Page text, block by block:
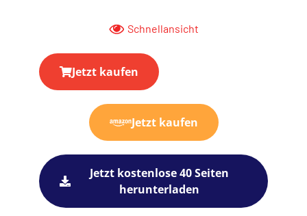
Schnellansicht
Jetzt kaufen
Jetzt kaufen
Jetzt kostenlose 40 Seiten
herunterladen